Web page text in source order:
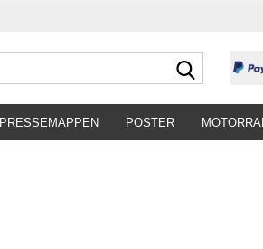
Suche...
PRESSEMAPPEN POSTER